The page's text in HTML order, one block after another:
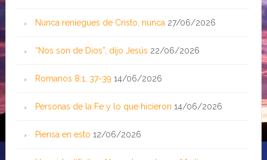
Nunca reniegues de Cristo, nunca 27/06/2026
“Nos son de Dios”, dijo Jesús 22/06/2026
Romanos 8:1, 37-39 14/06/2026
Personas de la Fe y lo que hicieron 14/06/2026
Piensa en esto 12/06/2026